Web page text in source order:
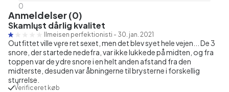
0
Anmeldelser (0)
Skamlųst dårlig kvalitet
Ilmeisen perfektionisti - 30. jan. 2021
Outfittet ville vęre ret sexet, men det blev syet hele vejen... De 3
snore, der startede nedefra, var ikke lukkede på midten, og fra
toppen var de ydre snore i en helt anden afstand fra den
midterste, desuden var åbningerne til brysterne i forskellig
stųrrelse.
Verificeret køb